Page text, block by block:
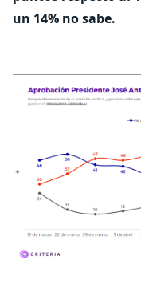
un 14% no sabe.